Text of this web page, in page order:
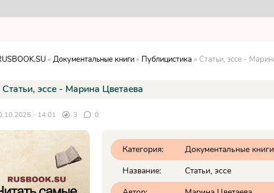
» Документальные книги » Публицистика » Статьи, эссе -
Статьи, эссе - Марина Цветаева
- 14:01 3 0
Категория: Документальные книги
Название:
Статьи, эссе